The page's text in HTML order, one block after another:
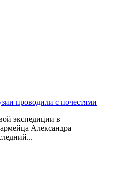
проводили с почестями
экспедиции в
Александра